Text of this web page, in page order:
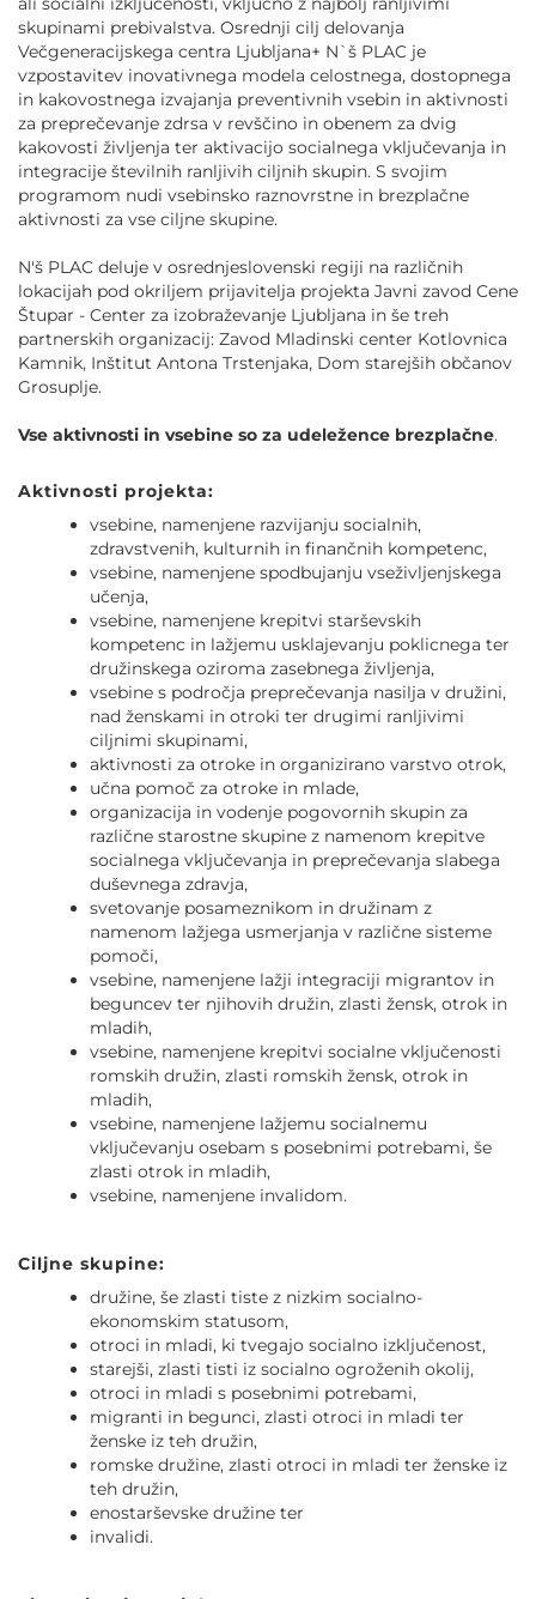
skupinami prebivalstva. Osrednji cilj delovanja
Večgeneracijskega centra Ljubljana+ N`š PLAC je
vzpostavitev inovativnega modela celostnega, dostopnega
in kakovostnega izvajanja preventivnih vsebin in aktivnosti
za preprečevanje zdrsa v revščino in obenem za dvig
kakovosti življenja ter aktivacijo socialnega vključevanja in
integracije številnih ranljivih ciljnih skupin. S svojim
programom nudi vsebinsko raznovrstne in brezplačne
aktivnosti za vse ciljne skupine.
N'š PLAC deluje v osrednjeslovenski regiji na različnih
lokacijah pod okriljem prijavitelja projekta Javni zavod Cene
Štupar - Center za izobraževanje Ljubljana in še treh
partnerskih organizacij: Zavod Mladinski center Kotlovnica
Kamnik, Inštitut Antona Trstenjaka, Dom starejših občanov
Grosuplje.
Vse aktivnosti in vsebine so za udeležence brezplačne.
Aktivnosti projekta:
vsebine, namenjene razvijanju socialnih,
zdravstvenih, kulturnih in finančnih kompetenc,
vsebine, namenjene spodbujanju vseživljenjskega
učenja,
vsebine, namenjene krepitvi starševskih
kompetenc in lažjemu usklajevanju poklicnega ter
družinskega oziroma zasebnega življenja,
vsebine s področja preprečevanja nasilja v družini,
nad ženskami in otroki ter drugimi ranljivimi
ciljnimi skupinami,
aktivnosti za otroke in organizirano varstvo otrok,
učna pomoč za otroke in mlade,
organizacija in vodenje pogovornih skupin za
različne starostne skupine z namenom krepitve
socialnega vključevanja in preprečevanja slabega
duševnega zdravja,
svetovanje posameznikom in družinam z
namenom lažjega usmerjanja v različne sisteme
pomoči,
vsebine, namenjene lažji integraciji migrantov in
beguncev ter njihovih družin, zlasti žensk, otrok in
mladih,
vsebine, namenjene krepitvi socialne vključenosti
romskih družin, zlasti romskih žensk, otrok in
mladih,
vsebine, namenjene lažjemu socialnemu
vključevanju osebam s posebnimi potrebami, še
zlasti otrok in mladih,
vsebine, namenjene invalidom.
Ciljne skupine:
družine, še zlasti tiste z nizkim socialno-
ekonomskim statusom,
otroci in mladi, ki tvegajo socialno izključenost,
starejši, zlasti tisti iz socialno ogroženih okolij,
otroci in mladi s posebnimi potrebami,
migranti in begunci, zlasti otroci in mladi ter
ženske iz teh družin,
romske družine, zlasti otroci in mladi ter ženske iz
teh družin,
enostarševske družine ter
invalidi.